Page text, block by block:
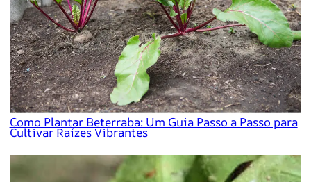
Como Plantar Beterraba: Um Guia Passo a Passo para
Cultivar Raízes Vibrantes